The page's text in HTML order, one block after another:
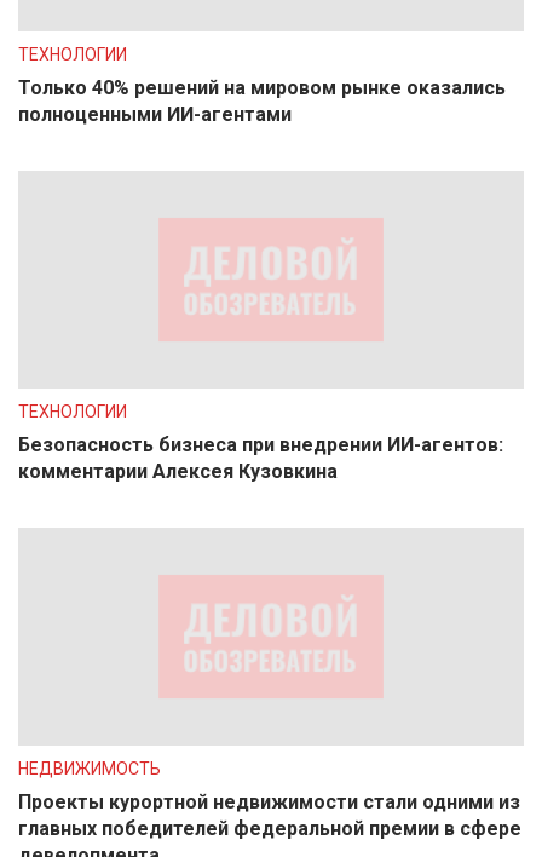
ТЕХНОЛОГИИ
Только 40% решений на мировом рынке оказались
полноценными ИИ-агентами
ТЕХНОЛОГИИ
Безопасность бизнеса при внедрении ИИ-агентов:
комментарии Алексея Кузовкина
НЕДВИЖИМОСТЬ
Проекты курортной недвижимости стали одними из
главных победителей федеральной премии в сфере